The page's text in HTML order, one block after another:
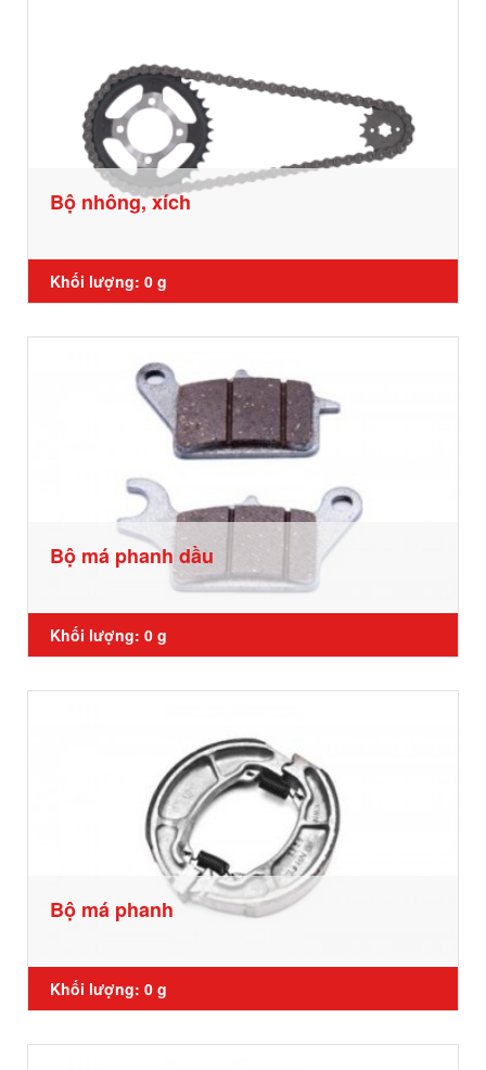
Bộ nhông, xích
Khối lượng: 0 g
Bộ má phanh dầu
Khối lượng: 0 g
Bộ má phanh
Khối lượng: 0 g